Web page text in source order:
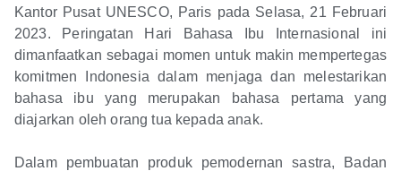
Kantor Pusat UNESCO, Paris pada Selasa, 21 Februari
2023. Peringatan Hari Bahasa Ibu Internasional ini
dimanfaatkan sebagai momen untuk makin mempertegas
komitmen Indonesia dalam menjaga dan melestarikan
bahasa ibu yang merupakan bahasa pertama yang
diajarkan oleh orang tua kepada anak.
Dalam pembuatan produk pemodernan sastra, Badan